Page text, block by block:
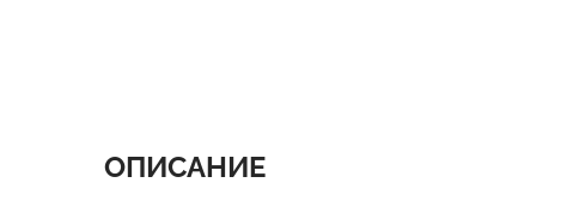
ОПИСАНИЕ